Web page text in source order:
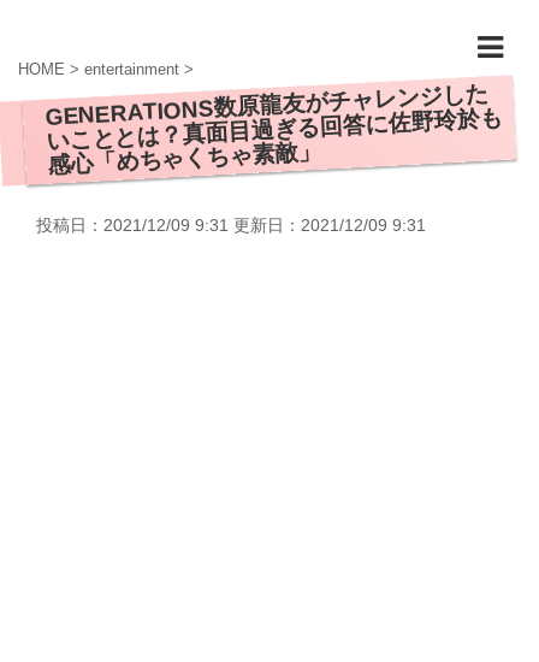
HOME > entertainment >
GENERATIONS数原龍友がチャレンジした
いこととは？真面目過ぎる回答に佐野玲於も
感心「めちゃくちゃ素敵」
投稿日：2021/12/09 9:31 更新日： 2021/12/09 9:31